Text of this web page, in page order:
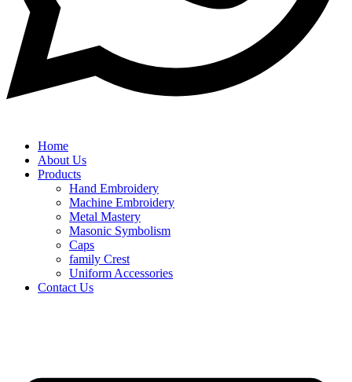
Home
About Us
Products
Hand Embroidery
Machine Embroidery
Metal Mastery
Masonic Symbolism
Caps
family Crest
Uniform Accessories
Contact Us